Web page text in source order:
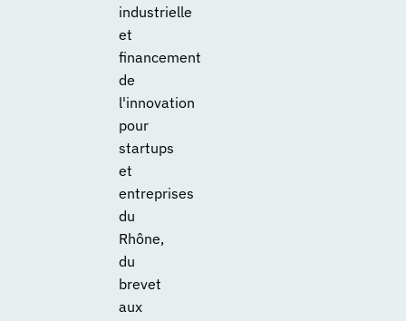
industrielle
et
financement
de
l'innovation
pour
startups
et
entreprises
du
Rhône,
du
brevet
aux